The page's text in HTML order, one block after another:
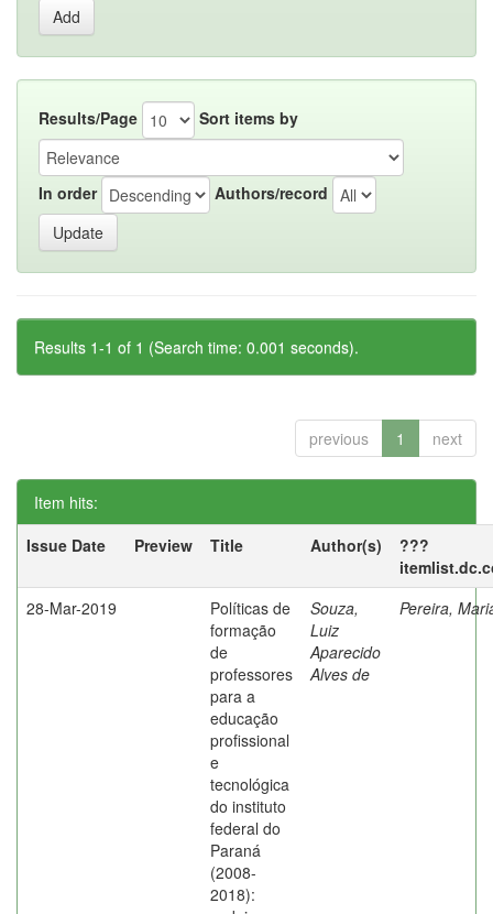
Results/Page Sort items by
In order Authors/record
Results 1-1 of 1 (Search time: 0.001 seconds).
previous 1 next
Item hits:
Issue Date
Preview Title Author(s)
???
28-Mar-2019
Políticas de
formação
de
professores
para a
educação
profissional
e
tecnológica
do instituto
federal do
Paraná
(2008-
2018):
Souza,
Luiz
Aparecido
Alves de
Pereira,